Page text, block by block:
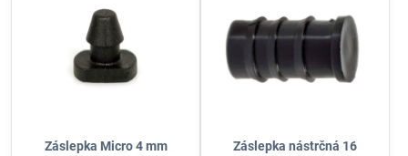
Záslepka Micro 4 mm Záslepka nástrčná 16